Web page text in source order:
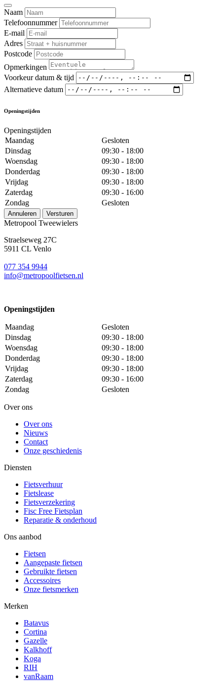
Naam
Telefoonnummer
E-mail
Adres
Postcode
Opmerkingen
Voorkeur datum & tijd
Alternatieve datum
Openingstijden
Openingstijden
Maandag
Gesloten
Dinsdag
09:30 - 18:00
Woensdag
09:30 - 18:00
Donderdag
09:30 - 18:00
Vrijdag
09:30 - 18:00
Zaterdag
09:30 - 16:00
Zondag
Gesloten
Annuleren Versturen
Metropool Tweewielers
Straelseweg 27C
5911 CL Venlo
077 354 9944
info@metropoolfietsen.nl
Openingstijden
Maandag
Gesloten
Dinsdag
09:30 - 18:00
Woensdag
09:30 - 18:00
Donderdag
09:30 - 18:00
Vrijdag
09:30 - 18:00
Zaterdag
09:30 - 16:00
Zondag
Gesloten
Over ons
Over ons
Nieuws
Contact
Onze geschiedenis
Diensten
Fietsverhuur
Fietslease
Fietsverzekering
Fisc Free Fietsplan
Reparatie & onderhoud
Ons aanbod
Fietsen
Aangepaste fietsen
Gebruikte fietsen
Accessoires
Onze fietsmerken
Merken
Batavus
Cortina
Gazelle
Kalkhoff
Koga
RIH
vanRaam